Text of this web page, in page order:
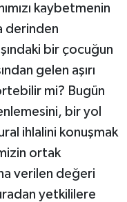
kaybetmenin
derinden
bir çocuğun
gelen aşırı
mi? Bugün
bir yol
ihlalini konuşmak
ortak
verilen değeri
yetkililere